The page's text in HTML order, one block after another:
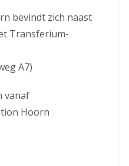
bevindt zich naast
Transferium-
A7)
vanaf
Hoorn